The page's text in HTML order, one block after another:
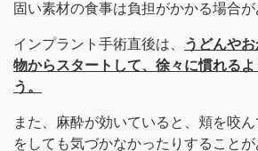
固い素材の食事は負担がかかる場合が
インプラント手術直後は、
うどんや
物からスタートして、徐々に慣れる
う。
また、麻酔が効いていると、頬を咬
をしても気づかなかったりすることが